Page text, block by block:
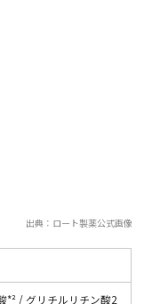
出典：ロート製薬公式画像
*² / グリチルリチン酸2